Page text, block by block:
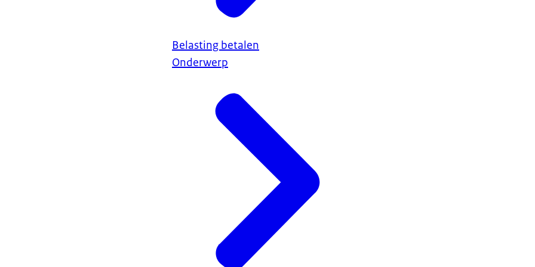
Belasting betalen
Onderwerp